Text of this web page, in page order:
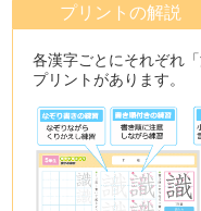
プリントの解説
各漢字ごとにそれぞれ
プリントがあります。